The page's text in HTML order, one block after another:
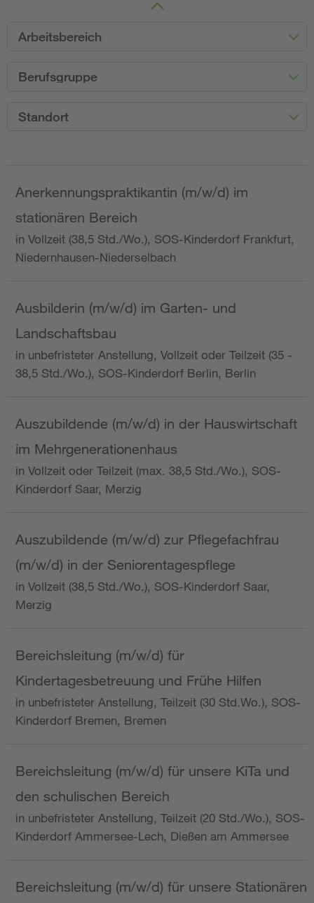
Arbeitsbereich
Berufsgruppe
Standort
Anerkennungspraktikantin (m/w/d) im
stationären Bereich
in Vollzeit (38,5 Std./Wo.), SOS-Kinderdorf Frankfurt,
Niedernhausen-Niederselbach
Ausbilderin (m/w/d) im Garten- und
Landschaftsbau
in unbefristeter Anstellung, Vollzeit oder Teilzeit (35 -
38,5 Std./Wo.), SOS-Kinderdorf Berlin, Berlin
Auszubildende (m/w/d) in der Hauswirtschaft
im Mehrgenerationenhaus
in Vollzeit oder Teilzeit (max. 38,5 Std./Wo.), SOS-
Kinderdorf Saar, Merzig
Auszubildende (m/w/d) zur Pflegefachfrau
(m/w/d) in der Seniorentagespflege
in Vollzeit (38,5 Std./Wo.), SOS-Kinderdorf Saar,
Merzig
Bereichsleitung (m/w/d) für
Kindertagesbetreuung und Frühe Hilfen
in unbefristeter Anstellung, Teilzeit (30 Std.Wo.), SOS-
Kinderdorf Bremen, Bremen
Bereichsleitung (m/w/d) für unsere KiTa und
den schulischen Bereich
in unbefristeter Anstellung, Teilzeit (20 Std./Wo.), SOS-
Kinderdorf Ammersee-Lech, Dießen am Ammersee
Bereichsleitung (m/w/d) für unsere Stationären